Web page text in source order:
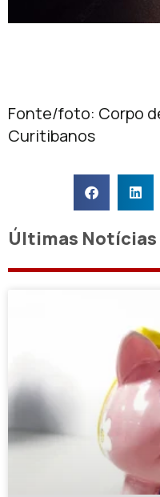
Fonte/foto: Corpo
Curitibanos
Últimas Notícias